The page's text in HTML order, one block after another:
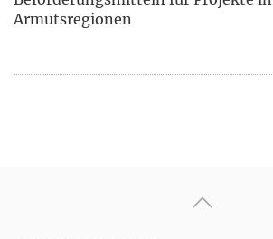
Armutsregionen